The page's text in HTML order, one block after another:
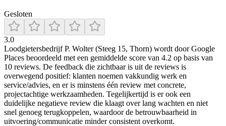
Gesloten
3.0
Loodgietersbedrijf P. Wolter (Steeg 15, Thorn) wordt door Google
Places beoordeeld met een gemiddelde score van 4.2 op basis van
10 reviews. De feedback die zichtbaar is uit de reviews is
overwegend positief: klanten noemen vakkundig werk en
service/advies, en er is minstens één review met concrete,
projectachtige werkzaamheden. Tegelijkertijd is er ook een
duidelijke negatieve review die klaagt over lang wachten en niet
snel genoeg terugkoppelen, waardoor de betrouwbaarheid in
uitvoering/communicatie minder consistent overkomt.